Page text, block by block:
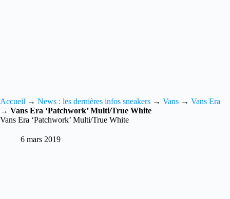
Accueil → News : les dernières infos sneakers → Vans → Vans Era
→ Vans Era ‘Patchwork’ Multi/True White
Vans Era ‘Patchwork’ Multi/True White
6 mars 2019